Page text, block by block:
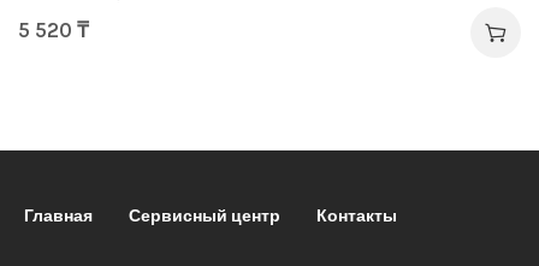
5 520 ₸
Главная Сервисный центр Контакты